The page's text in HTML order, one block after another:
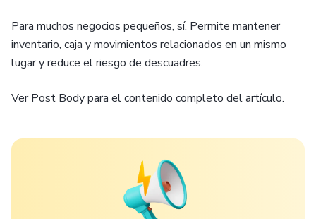
Para muchos negocios pequeños, sí. Permite mantener
inventario, caja y movimientos relacionados en un mismo
lugar y reduce el riesgo de descuadres.
Ver Post Body para el contenido completo del artículo.